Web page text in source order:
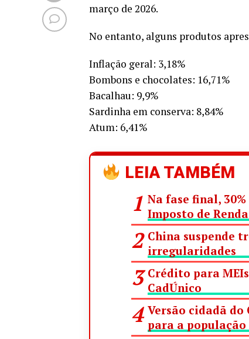
março de 2026.
No entanto, alguns produtos
Inflação geral: 3,18%
Bombons e chocolates: 16,71%
Bacalhau: 9,9%
Sardinha em conserva: 8,84%
Atum: 6,41%
LEIA TAMBÉM
Na fase final,
Imposto de Renda
China suspende
irregularidades
Crédito para
CadÚnico
Versão cidadã
para a população